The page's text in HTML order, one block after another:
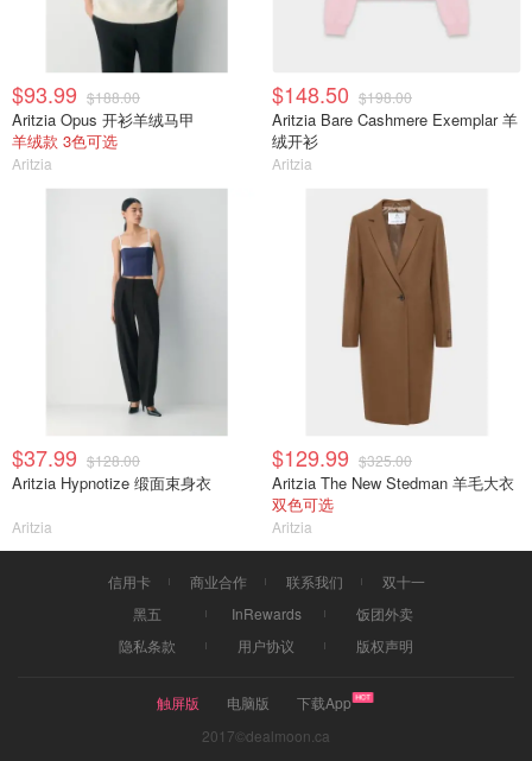
$93.99 $188.00
Aritzia Opus 开衫羊绒马甲
羊绒款 3色可选
Aritzia
$148.50 $198.00
Aritzia Bare Cashmere Exemplar 羊
绒开衫
Aritzia
$37.99 $128.00
Aritzia Hypnotize 缎面束身衣
Aritzia
$129.99 $325.00
Aritzia The New Stedman 羊毛大衣
双色可选
Aritzia
信用卡 商业合作 联系我们
双十一
黑五
InRewards
饭团外卖
隐私条款
用户协议 版权声明
触屏版 电脑版
下载App
2017©dealmoon.ca